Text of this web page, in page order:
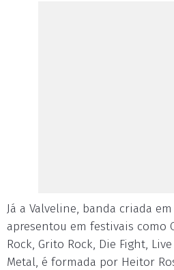
Já a Valveline, banda criada em
apresentou em festivais como
Rock, Grito Rock, Die Fight,
Metal, é formada por Heitor